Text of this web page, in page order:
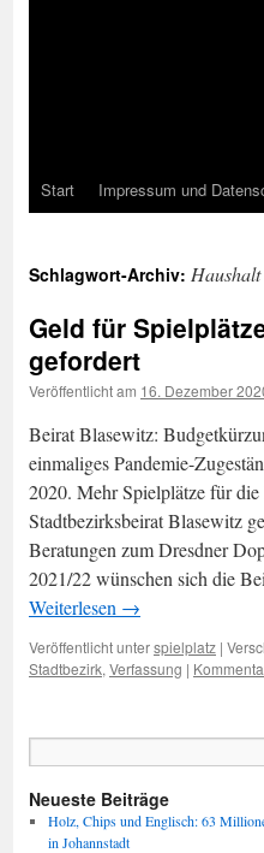
Start Impressum und
Schlagwort-Archiv: Haushalt
Geld für
gefordert
Veröffentlicht am 16. Dezember
Beirat Blasewitz:
einmaliges Pandemie-
2020. Mehr Spielplätze für
Stadtbezirksbeirat Blasewitz
Beratungen zum Dresdner
2021/22 wünschen sich die
Weiterlesen →
Veröffentlicht unterspielplatz |
Stadtbezirk, Verfassung |
Neueste Beiträge
Holz, Chips und Englisch: 63
in Johannstadt